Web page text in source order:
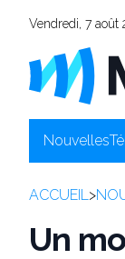
Vendredi, 7 août
Nouvelles
ACCUEIL>
Un